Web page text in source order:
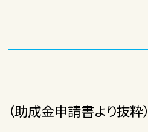
（助成金申請書より抜粋）